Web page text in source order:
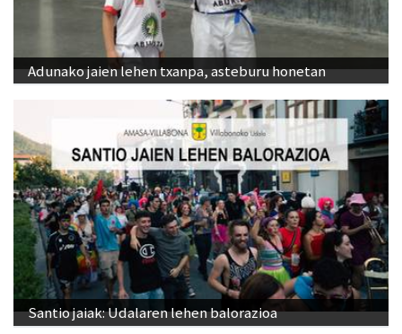
Adunako jaien lehen txanpa, asteburu honetan
Santio jaiak: Udalaren lehen balorazioa